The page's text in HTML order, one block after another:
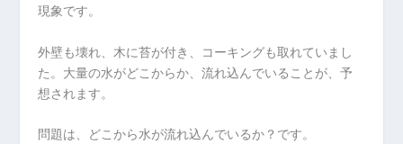
現象です。
外壁も壊れ、木に苔が付き、コーキングも取れていまし
た。大量の水がどこからか、流れ込んでいることが、予
想されます。
問題は、どこから水が流れ込んでいるか？です。